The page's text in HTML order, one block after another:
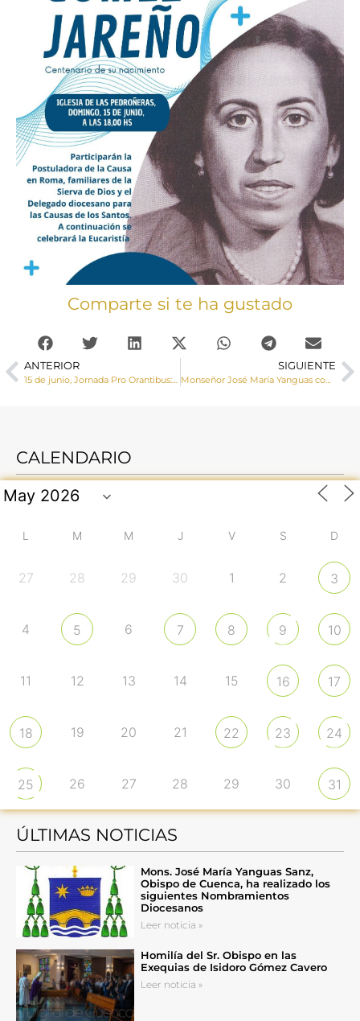
Comparte si te ha gustado
ANTERIOR SIGUIENTE
Monseñor José María Yanguas confirma a un numeroso grupo de adultos en la Catedral de Cuenca
CALENDARIO
L M M J V S D
27 28 29 30 1 2 3
4 5 6 7 8 9 10
11 12 13 14 15 16 17
18 19 20 21 22 23 24
25 26 27 28 29 30 31
ÚLTIMAS NOTICIAS
Mons. José María Yanguas Sanz,
Obispo de Cuenca, ha realizado los
siguientes Nombramientos
Diocesanos
Leer noticia »
Homilía del Sr. Obispo en las
Exequias de Isidoro Gómez Cavero
Leer noticia »